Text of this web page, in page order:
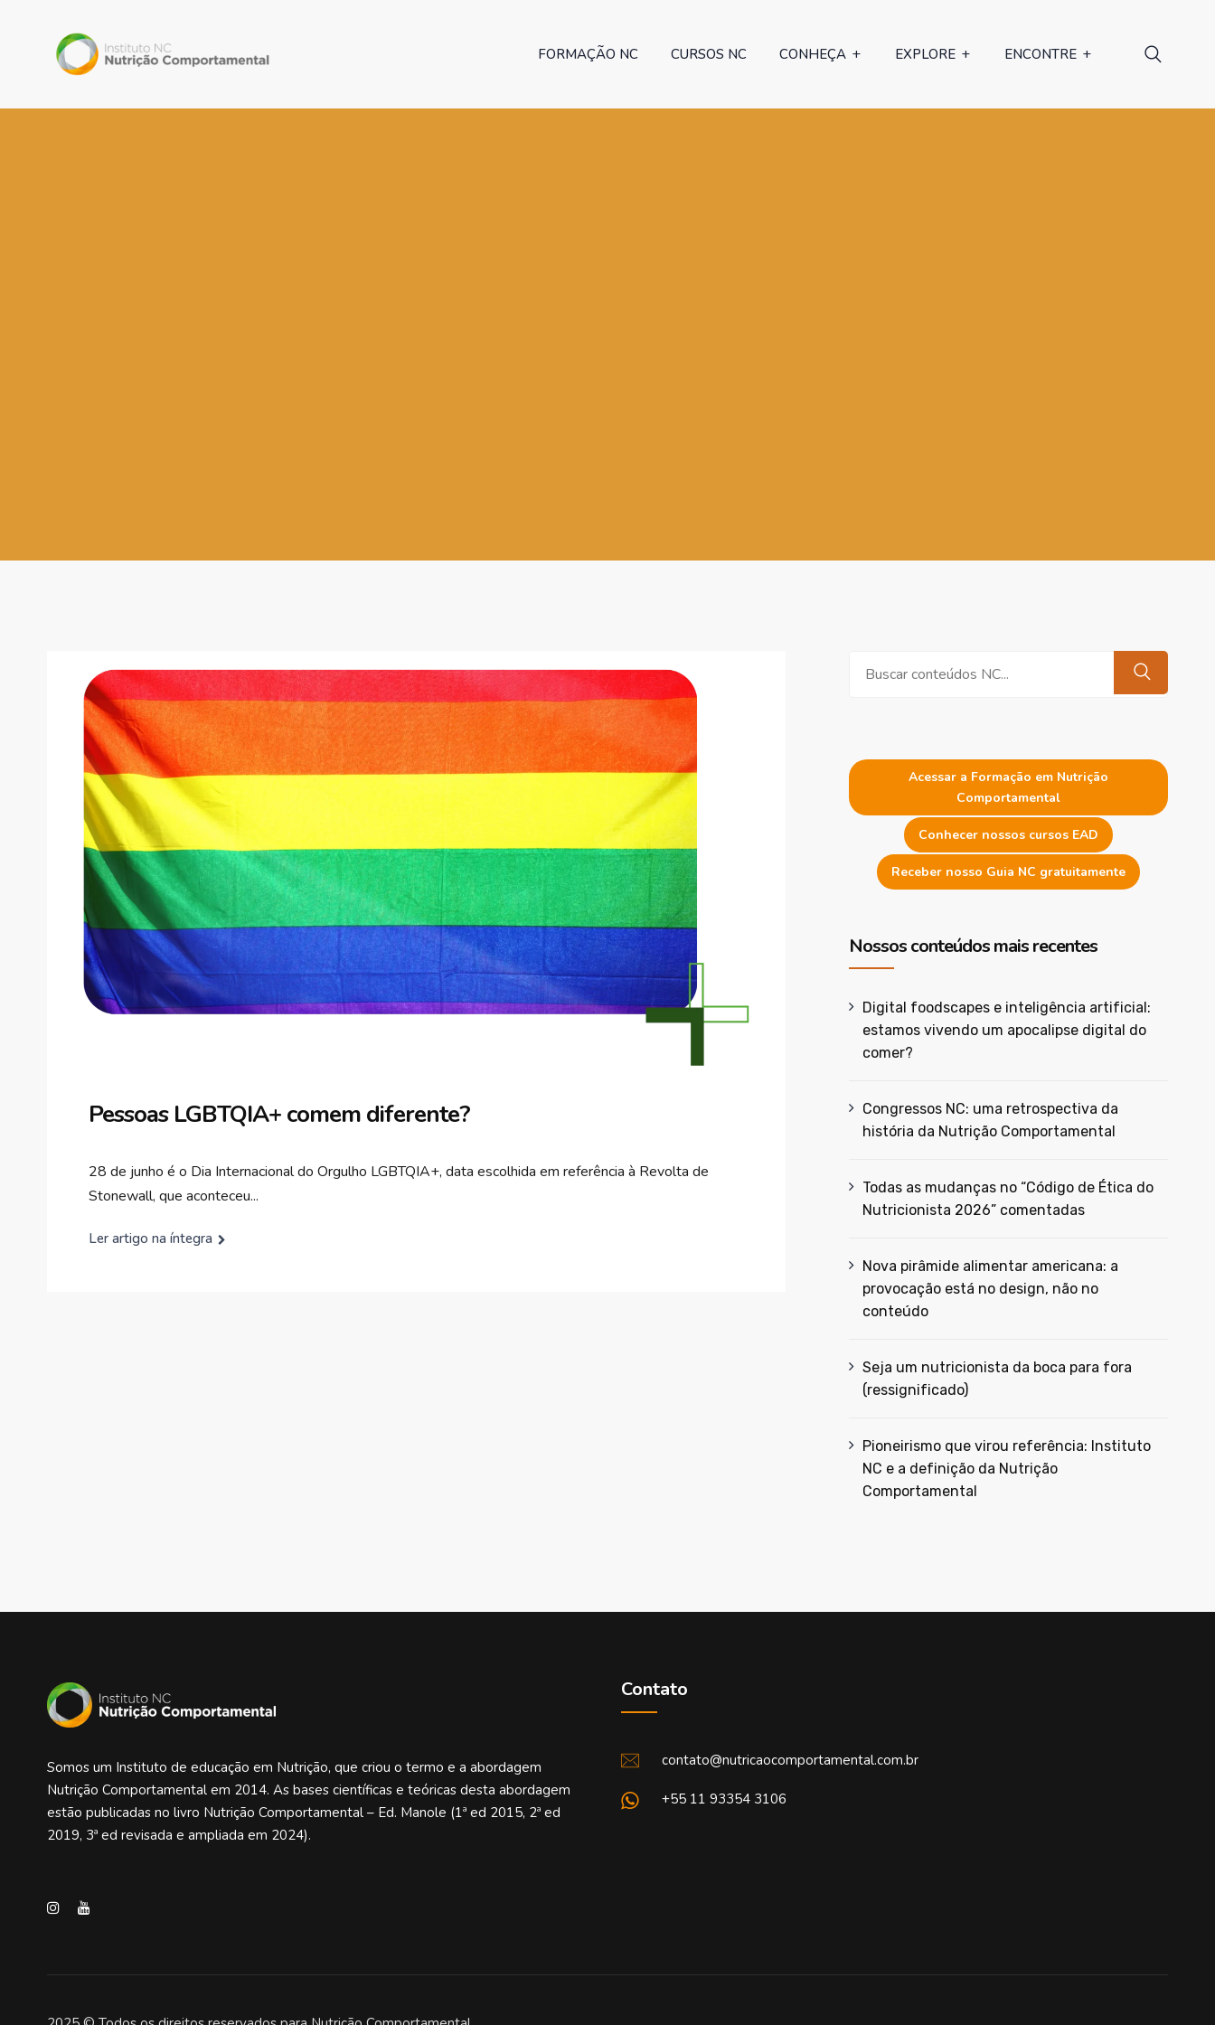
FORMAÇÃO NC CURSOS NC CONHEÇA EXPLORE ENCONTRE
Pessoas LGBTQIA+ comem diferente?
28 de junho é o Dia Internacional do Orgulho LGBTQIA+, data escolhida em referência à Revolta de
Stonewall, que aconteceu...
Ler artigo na íntegra
Acessar a Formação em Nutrição
Comportamental
Conhecer nossos cursos EAD
Receber nosso Guia NC gratuitamente
Nossos conteúdos mais recentes
Digital foodscapes e inteligência artificial:
estamos vivendo um apocalipse digital do
comer?
Congressos NC: uma retrospectiva da
história da Nutrição Comportamental
Todas as mudanças no “Código de Ética do
Nutricionista 2026” comentadas
Nova pirâmide alimentar americana: a
provocação está no design, não no
conteúdo
Seja um nutricionista da boca para fora
(ressignificado)
Pioneirismo que virou referência: Instituto
NC e a definição da Nutrição
Comportamental
Somos um Instituto de educação em Nutrição, que criou o termo e a abordagem
Nutrição Comportamental em 2014. As bases científicas e teóricas desta abordagem
estão publicadas no livro Nutrição Comportamental – Ed. Manole (1ª ed 2015, 2ª ed
2019, 3ª ed revisada e ampliada em 2024).
Contato
contato@nutricaocomportamental.com.br
+55 11 93354 3106